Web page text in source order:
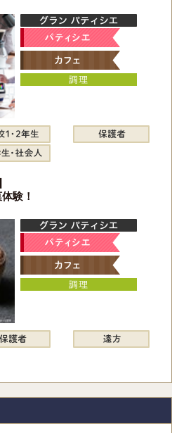
験！